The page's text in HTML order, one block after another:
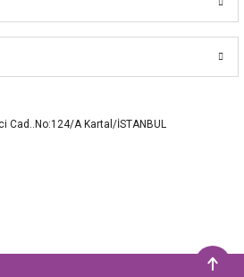
Cad..No:124/A Kartal/İSTANBUL